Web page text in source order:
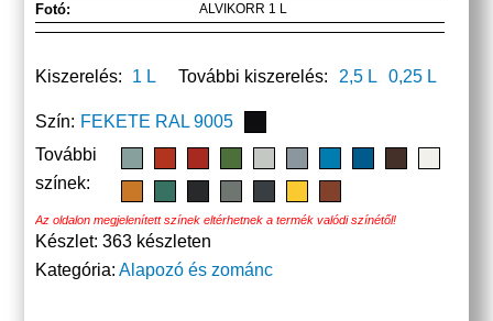
Fotó: ALVIKORR 1 L
Kiszerelés: 1 L További kiszerelés: 2,5 L 0,25 L
Szín: FEKETE RAL 9005
További
színek:
Az oldalon megjelenített színek eltérhetnek a termék valódi színétől!
Készlet:363 készleten
Kategória:Alapozó és zománc